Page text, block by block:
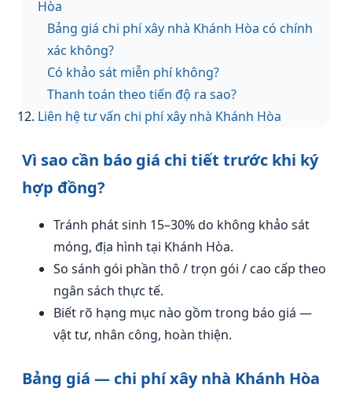
Hòa
Bảng giá chi phí xây nhà Khánh Hòa có chính
xác không?
Có khảo sát miễn phí không?
Thanh toán theo tiến độ ra sao?
Liên hệ tư vấn chi phí xây nhà Khánh Hòa
Vì sao cần báo giá chi tiết trước khi ký
hợp đồng?
Tránh phát sinh 15–30% do không khảo sát
móng, địa hình tại Khánh Hòa.
So sánh gói phần thô / trọn gói / cao cấp theo
ngân sách thực tế.
Biết rõ hạng mục nào gồm trong báo giá —
vật tư, nhân công, hoàn thiện.
Bảng giá — chi phí xây nhà Khánh Hòa